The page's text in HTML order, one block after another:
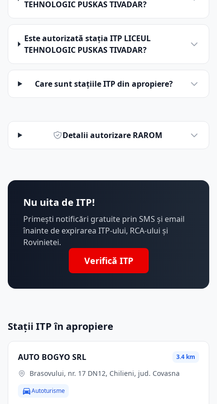
TEHNOLOGIC PUSKAS TIVADAR?
Este autorizată stația ITP LICEUL
TEHNOLOGIC PUSKAS TIVADAR?
Care sunt stațiile ITP din apropiere?
Detalii autorizare RAROM
Nu uita de ITP!
Primești notificări gratuite prin SMS și email
înainte de expirarea ITP-ului, RCA-ului și
Rovinietei.
Verifică ITP
Stații ITP în apropiere
AUTO BOGYO SRL 3.4 km
Brasovului, nr. 17 DN12, Chilieni, jud. Covasna
Autoturisme